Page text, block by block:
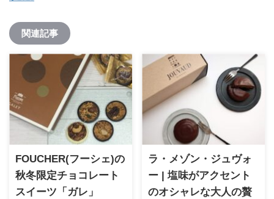
関連記事
FOUCHER(フーシェ)の
秋冬限定チョコレート
スイーツ「ガレ」
ラ・メゾン・ジュヴォ
ー | 塩味がアクセント
のオシャレな大人の贅